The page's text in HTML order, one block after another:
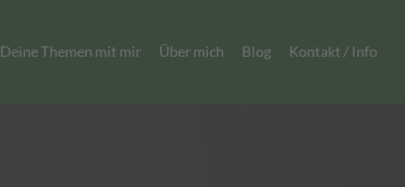
Deine Themen mit mir Über mich Blog Kontakt / Info